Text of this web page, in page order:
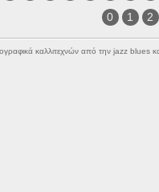
0
1 2
καλλιτεχνών από την jazz blues